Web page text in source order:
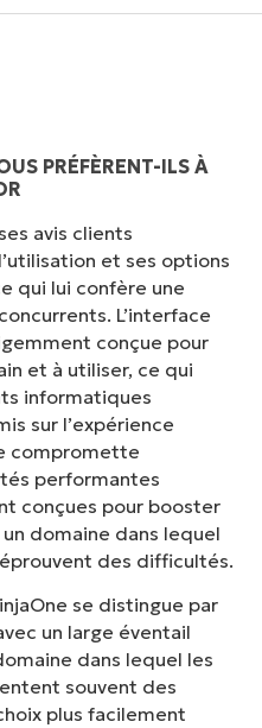
PRÉFÈRENT-ILS À
avis clients
et ses options
qui lui confère une
L’interface
conçue pour
et à utiliser, ce qui
informatiques
sur l’expérience
compromette
performantes
conçues pour booster
domaine dans lequel
des difficultés.
se distingue par
un large éventail
dans lequel les
souvent des
plus facilement